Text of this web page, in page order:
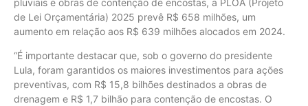
pluviais e obras de contenção de encostas, a PLOA (Projeto
de Lei Orçamentária) 2025 prevê R$ 658 milhões, um
aumento em relação aos R$ 639 milhões alocados em 2024.
“É importante destacar que, sob o governo do presidente
Lula, foram garantidos os maiores investimentos para ações
preventivas, com R$ 15,8 bilhões destinados a obras de
drenagem e R$ 1,7 bilhão para contenção de encostas. O